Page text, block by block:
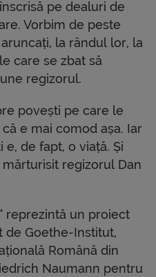
pe dealuri de
Vorbim de peste
la rândul lor, la
care se zbat să
regizorul.
povești pe care le
e mai comod așa. Iar
de fapt, o viață. Și
mărturisit regizorul Dan
reprezintă un proiect
de Goethe-Institut,
Română din
Naumann pentru